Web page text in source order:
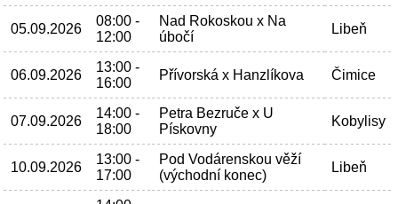
05.09.2026
08:00 -
12:00
Nad Rokoskou x Na
úbočí
Libeň
06.09.2026
13:00 -
16:00
Přívorská x Hanzlíkova Čimice
07.09.2026
14:00 -
18:00
Petra Bezruče x U
Pískovny
Kobylisy
10.09.2026
13:00 -
17:00
Pod Vodárenskou věží
(východní konec)
Libeň